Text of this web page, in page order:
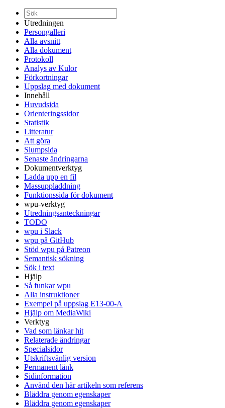
Utredningen
Persongalleri
Alla avsnitt
Alla dokument
Protokoll
Analys av Kulor
Förkortningar
Uppslag med dokument
Innehåll
Huvudsida
Orienteringssidor
Statistik
Litteratur
Att göra
Slumpsida
Senaste ändringarna
Dokumentverktyg
Ladda upp en fil
Massuppladdning
Funktionssida för dokument
wpu-verktyg
Utredningsanteckningar
TODO
wpu i Slack
wpu på GitHub
Stöd wpu på Patreon
Semantisk sökning
Sök i text
Hjälp
Så funkar wpu
Alla instruktioner
Exempel på uppslag E13-00-A
Hjälp om MediaWiki
Verktyg
Vad som länkar hit
Relaterade ändringar
Specialsidor
Utskriftsvänlig version
Permanent länk
Sidinformation
Använd den här artikeln som referens
Bläddra genom egenskaper
Bläddra genom egenskaper